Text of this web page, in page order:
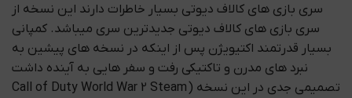
سری بازی های کالاف دیوتی بسیار خاطرات دارند این نسخه از
سری بازی های کالاف دیوتی جدیدترین سری میباشد. کمپانی
بسیار قدرتمند اکتیویژن پس از اینکه در نسخه های پیشین به
نبرد های مدرن و تاکتیکی رفت و سفر هایی به آینده داشت
تصمیمی جدی در این نسخه ( Call of Duty World War 2 Steam